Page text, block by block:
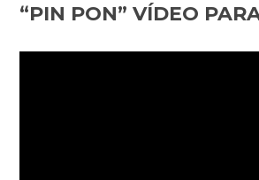
“PIN PON” VÍDEO